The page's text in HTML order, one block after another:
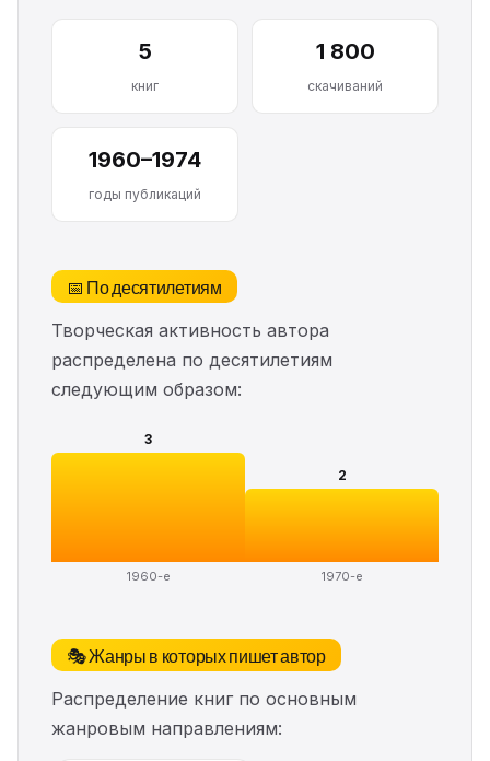
5
книг
1 800
скачиваний
1960–1974
годы публикаций
📅 По десятилетиям
Творческая активность автора
распределена по десятилетиям
следующим образом:
3
1960-е
2
1970-е
🎭 Жанры в которых пишет автор
Распределение книг по основным
жанровым направлениям: